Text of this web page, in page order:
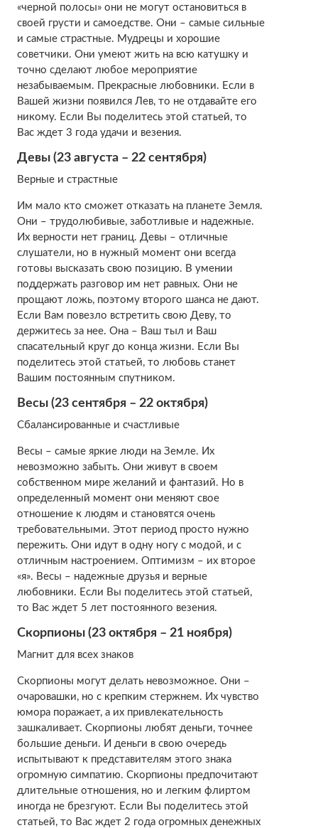
«черной полосы» они не могут остановиться в
своей грусти и самоедстве. Они – самые сильные
и самые страстные. Мудрецы и хорошие
советчики. Они умеют жить на всю катушку и
точно сделают любое мероприятие
незабываемым. Прекрасные любовники. Если в
Вашей жизни появился Лев, то не отдавайте его
никому. Если Вы поделитесь этой статьей, то
Вас ждет 3 года удачи и везения.
Девы (23 августа – 22 сентября)
Верные и страстные
Им мало кто сможет отказать на планете Земля.
Они – трудолюбивые, заботливые и надежные.
Их верности нет границ. Девы – отличные
слушатели, но в нужный момент они всегда
готовы высказать свою позицию. В умении
поддержать разговор им нет равных. Они не
прощают ложь, поэтому второго шанса не дают.
Если Вам повезло встретить свою Деву, то
держитесь за нее. Она – Ваш тыл и Ваш
спасательный круг до конца жизни. Если Вы
поделитесь этой статьей, то любовь станет
Вашим постоянным спутником.
Весы (23 сентября – 22 октября)
Сбалансированные и счастливые
Весы – самые яркие люди на Земле. Их
невозможно забыть. Они живут в своем
собственном мире желаний и фантазий. Но в
определенный момент они меняют свое
отношение к людям и становятся очень
требовательными. Этот период просто нужно
пережить. Они идут в одну ногу с модой, и с
отличным настроением. Оптимизм – их второе
«я». Весы – надежные друзья и верные
любовники. Если Вы поделитесь этой статьей,
то Вас ждет 5 лет постоянного везения.
Скорпионы (23 октября – 21 ноября)
Магнит для всех знаков
Скорпионы могут делать невозможное. Они –
очаровашки, но с крепким стержнем. Их чувство
юмора поражает, а их привлекательность
зашкаливает. Скорпионы любят деньги, точнее
большие деньги. И деньги в свою очередь
испытывают к представителям этого знака
огромную симпатию. Скорпионы предпочитают
длительные отношения, но и легким флиртом
иногда не брезгуют. Если Вы поделитесь этой
статьей, то Вас ждет 2 года огромных денежных